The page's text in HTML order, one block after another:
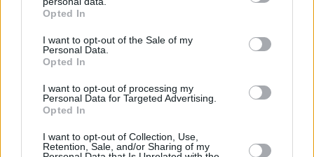
grant or deny consent to Google and its third-party tags to
use your data for below specified purposes in below Google
consent section.
Opted In
I want to opt-out of the Sale of my
Personal Data.
Opted In
I want to opt-out of processing my
Personal Data for Targeted Advertising.
Opted In
I want to opt-out of Collection, Use,
Retention, Sale, and/or Sharing of my
αποτέφρωση του συντονιστή που σκοτώθηκε
μετά τη σύγκρουση ελικοπτέρων στην Ψάθα,
φωτογραφίες
συζύγου του Αφγανού: Πώς
γνωρίσαμε τη Λίσα, γιατί υποψιάστηκα
ότι ήταν το πτώμα στη βαλίτσα
06.08.2026, 12:32 273